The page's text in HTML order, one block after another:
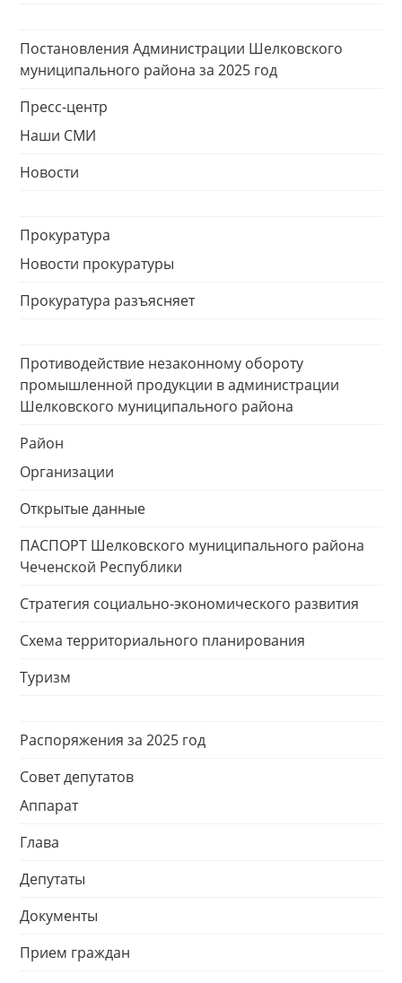
Постановления Администрации Шелковского
муниципального района за 2025 год
Пресс-центр
Наши СМИ
Новости
Прокуратура
Новости прокуратуры
Прокуратура разъясняет
Противодействие незаконному обороту
промышленной продукции в администрации
Шелковского муниципального района
Район
Организации
Открытые данные
ПАСПОРТ Шелковского муниципального района
Чеченской Республики
Стратегия социально-экономического развития
Схема территориального планирования
Туризм
Распоряжения за 2025 год
Совет депутатов
Аппарат
Глава
Депутаты
Документы
Прием граждан